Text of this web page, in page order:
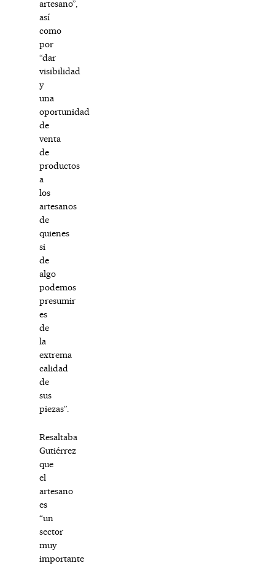
artesano”,
así
como
por
“dar
visibilidad
y
una
oportunidad
de
venta
de
productos
a
los
artesanos
de
quienes
si
de
algo
podemos
presumir
es
de
la
extrema
calidad
de
sus
piezas”.
Resaltaba
Gutiérrez
que
el
artesano
es
“un
sector
muy
importante